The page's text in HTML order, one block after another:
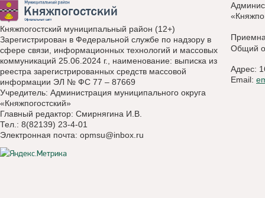
Княжпогостский муниципальный район (12+)
Зарегистрирован в Федеральной службе по надзору в
сфере связи, информационных технологий и массовых
коммуникаций 25.06.2024 г., наименование: выписка из
реестра зарегистрированных средств массовой
информации ЭЛ № ФС 77 – 87669
Учредитель: Администрация муниципального округа
«Княжпогостский»
Главный редактор: Смирнягина И.В.
Тел.: 8(82139) 23-4-01
Электронная почта: opmsu@inbox.ru
Общий
Адрес:
Email: